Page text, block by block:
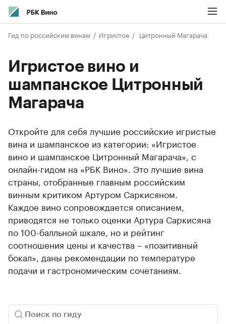
Гид по российским винам Игристое Цитронный Магарача
Игристое вино и
шампанское Цитронный
Магарача
Откройте для себя лучшие российские игристые
вина и шампанское из категории: «Игристое
вино и шампанское Цитронный Магарача», с
онлайн-гидом на «РБК Вино». Это лучшие вина
страны, отобранные главным российским
винным критиком Артуром Саркисяном.
Каждое вино сопровождается описанием,
приводятся не только оценки Артура Саркисяна
по 100-балльной шкале, но и рейтинг
соотношения цены и качества – «позитивный
бокал», даны рекомендации по температуре
подачи и гастрономическим сочетаниям.